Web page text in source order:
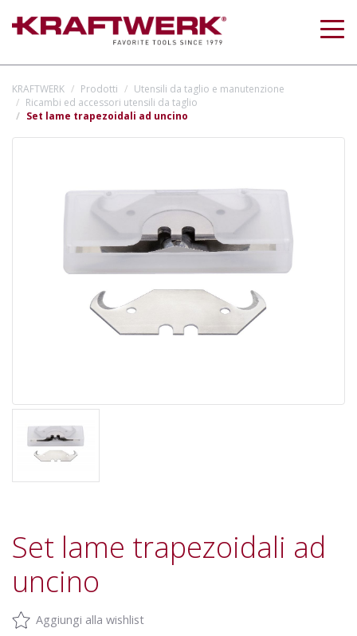
KRAFTWERK Prodotti
Utensili da taglio e manutenzione
Ricambi ed accessori utensili da taglio
Set lame trapezoidali ad uncino
Set lame trapezoidali ad
uncino
Aggiungi alla wishlist